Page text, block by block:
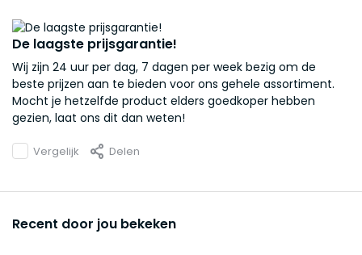
De laagste prijsgarantie!
Wij zijn 24 uur per dag, 7 dagen per week bezig om de
beste prijzen aan te bieden voor ons gehele assortiment.
Mocht je hetzelfde product elders goedkoper hebben
gezien, laat ons dit dan weten!
Vergelijk Delen
Recent door jou bekeken